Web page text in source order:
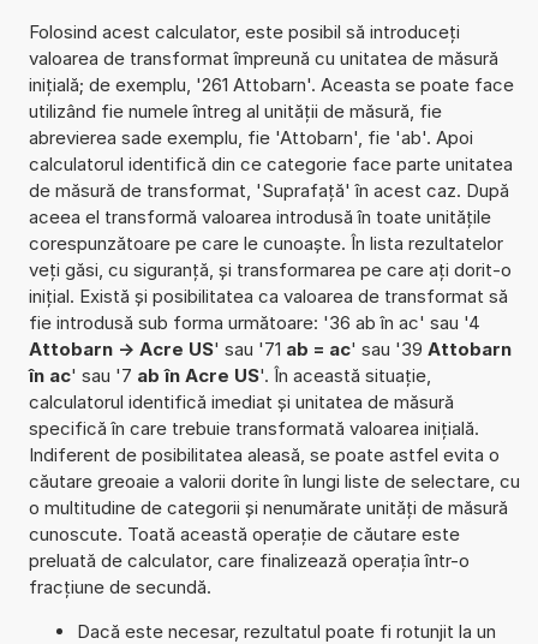
Folosind acest calculator, este posibil să introduceți
valoarea de transformat împreună cu unitatea de măsură
inițială; de exemplu, '261 Attobarn'. Aceasta se poate face
utilizând fie numele întreg al unității de măsură, fie
abrevierea sade exemplu, fie 'Attobarn', fie 'ab'. Apoi
calculatorul identifică din ce categorie face parte unitatea
de măsură de transformat, 'Suprafață' în acest caz. După
aceea el transformă valoarea introdusă în toate unitățile
corespunzătoare pe care le cunoaște. În lista rezultatelor
veți găsi, cu siguranță, și transformarea pe care ați dorit-o
inițial. Există și posibilitatea ca valoarea de transformat să
fie introdusă sub forma următoare: '36 ab în ac' sau '4
Attobarn -> Acre US' sau '71 ab = ac' sau '39 Attobarn
în ac' sau '7 ab în Acre US'. În această situație,
calculatorul identifică imediat și unitatea de măsură
specifică în care trebuie transformată valoarea inițială.
Indiferent de posibilitatea aleasă, se poate astfel evita o
căutare greoaie a valorii dorite în lungi liste de selectare, cu
o multitudine de categorii și nenumărate unități de măsură
cunoscute. Toată această operație de căutare este
preluată de calculator, care finalizează operația într-o
fracțiune de secundă.
Dacă este necesar, rezultatul poate fi rotunjit la un